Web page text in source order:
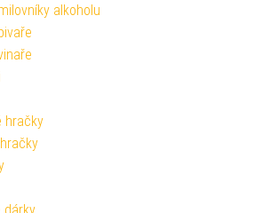
alkoholu
hračky